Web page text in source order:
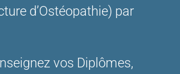
d’Ostéopathie) par
vos Diplômes,